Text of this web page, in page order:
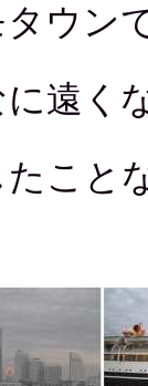
ウン
遠く
こと